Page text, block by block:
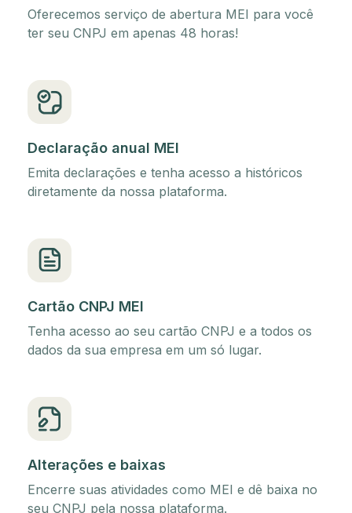
Oferecemos serviço de abertura MEI para você
ter seu CNPJ em apenas 48 horas!
Declaração anual MEI
Emita declarações e tenha acesso a históricos
diretamente da nossa plataforma.
Cartão CNPJ MEI
Tenha acesso ao seu cartão CNPJ e a todos os
dados da sua empresa em um só lugar.
Alterações e baixas
Encerre suas atividades como MEI e dê baixa no
seu CNPJ pela nossa plataforma.